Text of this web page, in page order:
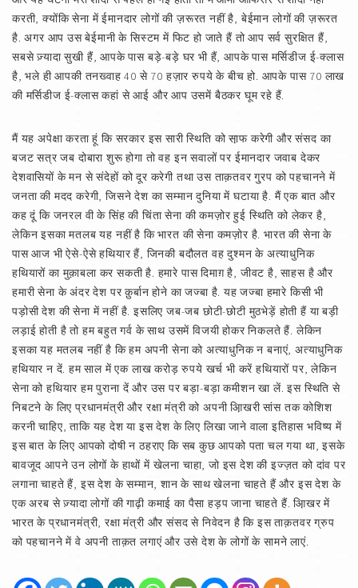
करती, क्योंकि सेना में ईमानदार लोगों की ज़रूरत नहीं है, बेईमान लोगों की ज़रूरत
है. अगर आप उस बेईमानी के सिस्टम में फिट हो जाते हैं तो आप सर्व सुरक्षित हैं,
सबसे ज़्यादा सुखी हैं, आपके पास बड़े-बड़े घर भी हैं, आपके पास मर्सिडीज ई-क्लास
है, भले ही आपकी तनख्वाह 40 से 70 हज़ार रुपये के बीच हो. आपके पास 70 लाख
की मर्सिडीज ई-क्लास कहां से आई और आप उसमें बैठकर घूम रहे हैं.
मैं यह अपेक्षा करता हूं कि सरकार इस सारी स्थिति को सा़फ करेगी और संसद का
बजट सत्र जब दोबारा शुरू होगा तो वह इन सवालों पर ईमानदार जवाब देकर
देशवासियों के मन से संदेहों को दूर करेगी तथा उस ताक़तवर गु्रप को पहचानने में
जनता की मदद करेगी, जिसने देश का सम्मान दुनिया में घटाया है. मैं एक बात और
कह दूं कि जनरल वी के सिंह की चिंता सेना की कमज़ोर हुई स्थिति को लेकर है,
लेकिन इसका मतलब यह नहीं है कि भारत की सेना कमज़ोर है. भारत की सेना के
पास आज भी ऐसे-ऐसे हथियार हैं, जिनकी बदौलत वह दुश्मन के अत्याधुनिक
हथियारों का मुक़ाबला कर सकती है. हमारे पास दिमाग़ है, जीवट है, साहस है और
हमारी सेना के अंदर देश पर क़ुर्बान होने का जज्बा है. यह जज्बा हमारे किसी भी
पड़ोसी देश की सेना में नहीं है. इसलिए जब-जब छोटी-छोटी मुठभेड़ें होती हैं या बड़ी
लड़ाई होती है तो हम बहुत गर्व के साथ उसमें विजयी होकर निकलते हैं. लेकिन
इसका यह मतलब नहीं है कि हम अपनी सेना को अत्याधुनिक न बनाएं, अत्याधुनिक
हथियार न दें. हम साल में एक लाख करोड़ रुपये खर्च भी करें हथियारों पर, लेकिन
सेना को हथियार हम पुराना दें और उस पर बड़ा-बड़ा कमीशन खा लें. इस स्थिति से
निबटने के लिए प्रधानमंत्री और रक्षा मंत्री को अपनी आ़िखरी सांस तक कोशिश
करनी चाहिए, ताकि यह देश या इस देश के लिए लिखा जाने वाला इतिहास भविष्य में
इस बात के लिए आपको दोषी न ठहराए कि सब कुछ आपको पता चल गया था, इसके
बावजूद आपने उन लोगों के हाथों में खेलना चाहा, जो इस देश की इज्ज़त को दांव पर
लगाना चाहते हैं, इस देश के सम्मान, शान के साथ खेलना चाहते हैं और इस देश के
एक अरब से ज़्यादा लोगों की गाढ़ी कमाई का पैसा हड़प जाना चाहते हैं. आ़िखर में
भारत के प्रधानमंत्री, रक्षा मंत्री और संसद से निवेदन है कि इस ताक़तवर ग्रुप
को पहचानने में वे अपनी ताक़त लगाएं और उसे देश के लोगों के सामने लाएं.